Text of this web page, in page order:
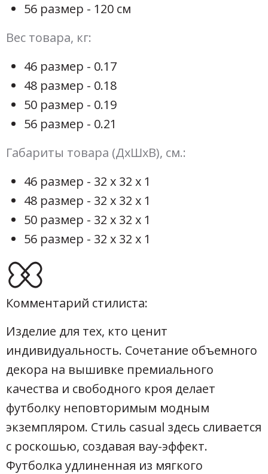
56 размер - 120 см
Вес товара, кг:
46 размер - 0.17
48 размер - 0.18
50 размер - 0.19
56 размер - 0.21
Габариты товара (ДхШхВ), см.:
46 размер - 32 х 32 х 1
48 размер - 32 х 32 х 1
50 размер - 32 х 32 х 1
56 размер - 32 х 32 х 1
Комментарий стилиста:
Изделие для тех, кто ценит
индивидуальность. Сочетание объемного
декора на вышивке премиального
качества и свободного кроя делает
футболку неповторимым модным
экземпляром. Стиль casual здесь сливается
с роскошью, создавая вау-эффект.
Футболка удлиненная из мягкого